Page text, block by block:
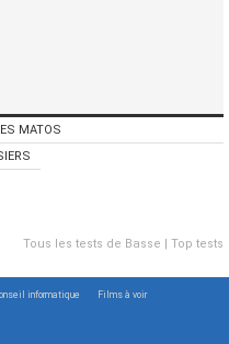
MATOS
Tous les tests de Basse
Top tests
informatique Films à voir